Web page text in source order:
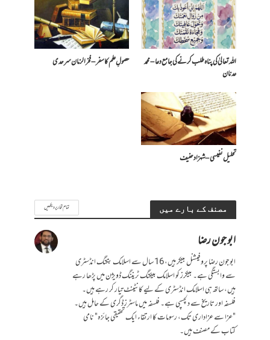
اللہ تعالیٰ کی پناہ طلب کرنے کی جامع دعا – محمد
عدنان
حصولِ علم کا سفر – فخرالزمان سرحدی
تحلیل نفیسی – شہزاد حنیف
مصنف کے بارے میں تمام تحاریر دیکھیں
ابو جون رضا
ابو جون رضا پروفیشنل بینکر ہیں، 16 سال سے اسلامک بنکنگ انڈسٹری
سے وابستگی ہے۔ بینکرز کو اسلامک بینکنگ ٹریننگ ڈویژن میں پڑھا رہے
ہیں، ساتھ ہی اسلامک انڈسٹری کے لیے کانٹینٹ تیار کر رہے ہیں۔
فلسفہ اور تاریخ سے دلچسپی ہے۔ فلسفہ میں ماسٹرز ڈگری کے حامل ہیں۔
"عزا سے عزاداری تک، رسومات کا ارتقاء ایک تحقیقی جائزہ" نامی
کتاب کے مصنف ہیں۔